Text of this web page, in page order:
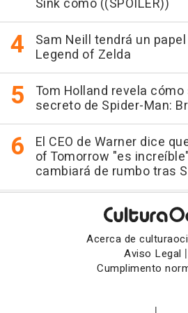
Sink como ((SPOILER))
Sam Neill tendrá un
Legend of Zelda
Tom Holland revela
secreto de Spider-Man:
El CEO de Warner dice
of Tomorrow "es
cambiará de rumbo tras
Acerca de
Aviso Legal |
Cumplimento